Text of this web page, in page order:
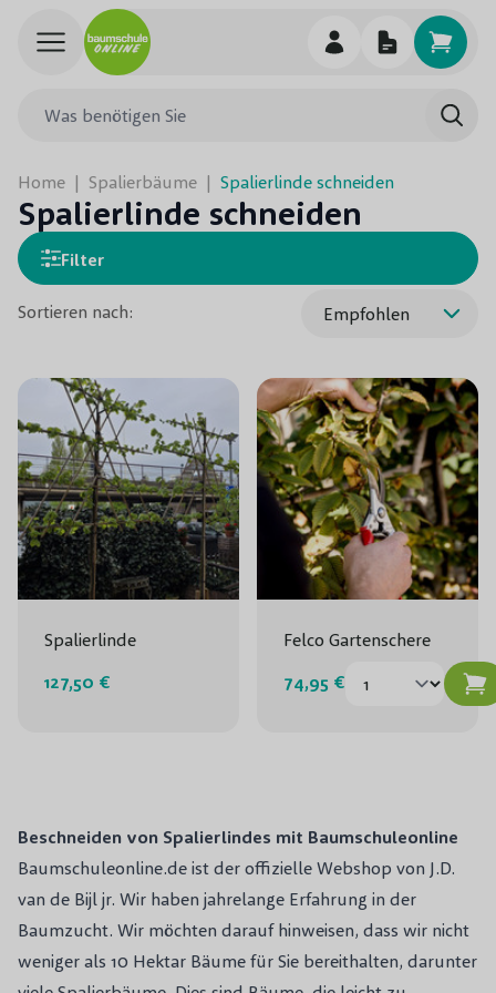
Skip to Content
Home | Spalierbäume | Spalierlinde schneiden
Spalierlinde schneiden
Filter
Sortieren nach:
Spalierlinde
127,50 €
Felco Gartenschere
74,95 €
Beschneiden von Spalierlindes mit Baumschuleonline
Baumschuleonline.de ist der offizielle Webshop von J.D.
van de Bijl jr. Wir haben jahrelange Erfahrung in der
Baumzucht. Wir möchten darauf hinweisen, dass wir nicht
weniger als 10 Hektar Bäume für Sie bereithalten, darunter